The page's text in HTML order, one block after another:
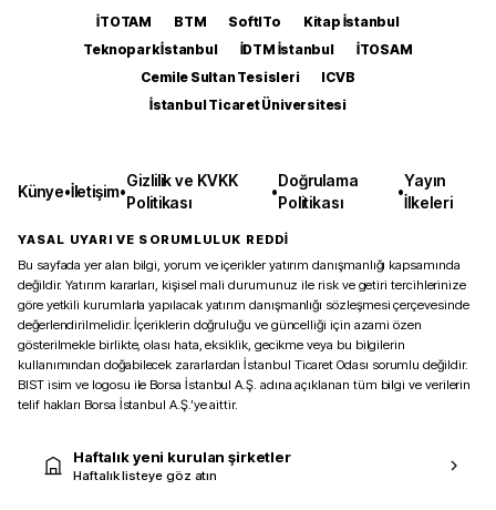
İTOTAM BTM SoftITo
Kitap İstanbul
Teknopark İstanbul
İDTM İstanbul
İTOSAM
Cemile Sultan Tesisleri
ICVB
İstanbul Ticaret Üniversitesi
Künye•İletişim•
Gizlilik ve KVKK
Politikası
•
Doğrulama
Politikası
•
Yayın
İlkeleri
YASAL UYARI VE SORUMLULUK REDDİ
Bu sayfada yer alan bilgi, yorum ve içerikler yatırım danışmanlığı kapsamında
değildir. Yatırım kararları, kişisel mali durumunuz ile risk ve getiri tercihlerinize
göre yetkili kurumlarla yapılacak yatırım danışmanlığı sözleşmesi çerçevesinde
değerlendirilmelidir. İçeriklerin doğruluğu ve güncelliği için azami özen
gösterilmekle birlikte, olası hata, eksiklik, gecikme veya bu bilgilerin
kullanımından doğabilecek zararlardan İstanbul Ticaret Odası sorumlu değildir.
BIST isim ve logosu ile Borsa İstanbul A.Ş. adına açıklanan tüm bilgi ve verilerin
telif hakları Borsa İstanbul A.Ş.’ye aittir.
Haftalık yeni kurulan şirketler
Haftalık listeye göz atın